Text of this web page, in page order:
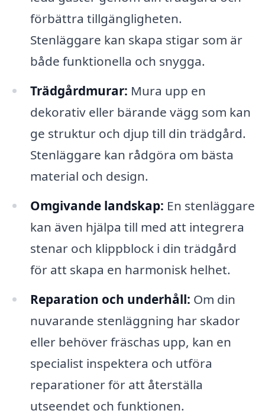
förbättra tillgängligheten.
Stenläggare kan skapa stigar som är
både funktionella och snygga.
Trädgårdmurar: Mura upp en
dekorativ eller bärande vägg som kan
ge struktur och djup till din trädgård.
Stenläggare kan rådgöra om bästa
material och design.
Omgivande landskap: En stenläggare
kan även hjälpa till med att integrera
stenar och klippblock i din trädgård
för att skapa en harmonisk helhet.
Reparation och underhåll: Om din
nuvarande stenläggning har skador
eller behöver fräschas upp, kan en
specialist inspektera och utföra
reparationer för att återställa
utseendet och funktionen.